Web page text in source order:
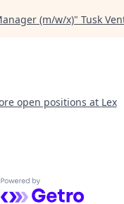
(m/w/x)" Tusk
open positions at Lex
Powered by Getro.com